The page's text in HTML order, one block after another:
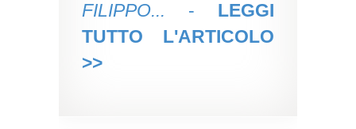
FILIPPO... - LEGGI
TUTTO L'ARTICOLO
>>